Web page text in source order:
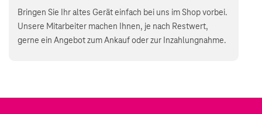
Bringen Sie Ihr altes Gerät einfach bei uns im Shop vorbei.
Unsere Mitarbeiter machen Ihnen, je nach Restwert,
gerne ein Angebot zum Ankauf oder zur Inzahlungnahme.